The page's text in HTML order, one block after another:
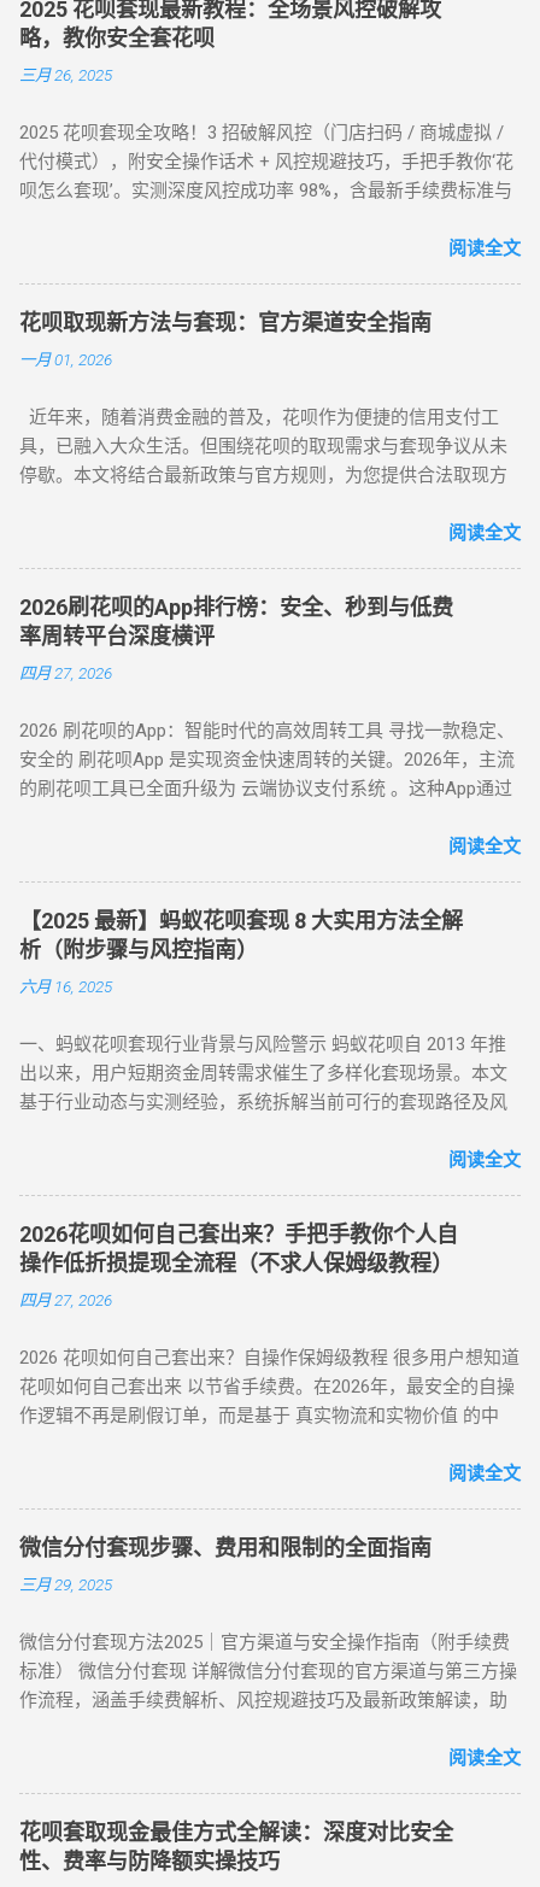
2025 花呗套现最新教程：全场景风控破解攻
略，教你安全套花呗
三月 26, 2025
2025 花呗套现全攻略！3 招破解风控（门店扫码 / 商城虚拟 /
代付模式），附安全操作话术 + 风控规避技巧，手把手教你‘花
呗怎么套现’。实测深度风控成功率 98%，含最新手续费标准与
教程：全场景风控破解攻略，教你安全套花呗 在移动支付普
成为用户关注的焦点。本文将针对不同风控等级的花呗账户，
提供系统性的套现解决方案，帮助用户在合规前提下实现额度
变现。如果你正在搜索 “花呗怎么套现” 或 “花呗套现教程”，本
呗：门店扫码套现法，秒到账的快捷操作 对于未触发风控的花
呗账户，最直接的套现方式是通过实体门店完成。 操作步骤如
下： 寻找支持花呗的实体商家 ：如便利店、餐饮店等，确认其
款码，选择花呗支付指定金额。 实时结算 ：商家收到款项后，
扣除手续费将资金转回用户账户。此方法无需复杂流程，资金
秒到账，尤其适合小额至中大额的套现需求，是 “花呗怎么套
现” 最便捷的答案。 二、普通风控账户：线上商城虚拟交易，
500-1000 元），可通过线上商城的虚拟交易模式实现套现。 具
风控账户兼容性较高的平台。 创建虚拟订单 ：选购电子卡券、
话费充值等虚拟商品，使用花呗支付。 模拟物流确认 ：商家提
供虚假物流信息后，用户在订单页面点击 “确认收货”。 快速回
法通过模拟真实购物场景，有效规避单笔限额，是 “花呗套现教
程” 中针对普通风控的核心策略。 三、深度风控账户：代付模
式破解，20-100 元也能全额套现 针对仅能支付 20-100 元或完
全无法交易的深度风控账户，代付模式成为终极解决方案。 操
（如小米商城、淘宝天猫），生成代付二维码。 扫码代付 ：用
户使用支付宝扫描代付码，选择花呗完成支付。 资金流转 ：商
家确认收款后，扣除手续费将资金转入用户账户。此方法突破
所有风控限制，即使花呗被深度风控也能实现套现，是...
阅读全文
花呗取现新方法与套现：官方渠道安全指南
一月 01, 2026
近年来，随着消费金融的普及，花呗作为便捷的信用支付工
具，已融入大众生活。但围绕花呗的取现需求与套现争议从未
停歇。本文将结合最新政策与官方规则，为您提供合法取现方
为何限制套现？官方明令禁止的三大原因 花呗自 2015 年上线
景。以下是套现行为被严格限制的核心原因： 法律风险 ：套现
属于非法资金转移行为，涉及虚构交易、虚假退款等操作，可
能触犯《反洗钱法》及金融监管条例。 账户安全 ：第三方套现
平台常伴随信息泄露、诈骗风险，导致用户资金损失或账户被
结、芝麻分下降，甚至影响个人征信记录。 据 2024 年央行数
据显示，因套现被关闭花呗功能的用户同比增长 37%，部分用
户更因违规操作被列入金融机构黑名单。 二、2025 年花呗取现
付宝于近期升级「备用金」功能，实现花呗额度直接取现至银
行卡。具体操作步骤如下： 入口激活 ：打开支付宝 APP → 点
击「我的」→ 进入「花呗」页面，找到「备用金」开通入口。
额度确认 ：备用金额度与花呗可用额度实时同步（部分用户享
刷脸认证，确认利率及还款规则。 资金划转 ：输入取现金额
到账。 关键提示 ： 取现后花呗额度同步扣减，还款与花呗账
单合并，支持随时提前结清且无手续费。 备用金年化利率 7.2%
起，低于多数套现平台的高额手续费（通常达 10%-15%）。
部分用户尝试通过正规手段套现。 以下为常见套现方式： 套现
方式 操作流程 等级 到账时间 虚假交易 通过淘宝店铺刷单后退
款 ★★★★★ 5-30分钟左右 第三方平台 使用「黎明花呗」等
工具转账 ★★★★☆ 5分钟左右 线下扫码套现 扫描商家二维码
直接通过银行渠道取现，手续费约 1%-3%，日息 0.05%。 借呗
/ 网商贷 ：纯线上信用贷款，额度独立，年化利率低至 7.3%。
亲友代付 ：通过正规消费场景周转资...
阅读全文
2026刷花呗的App排行榜：安全、秒到与低费
率周转平台深度横评
四月 27, 2026
2026 刷花呗的App：智能时代的高效周转工具 寻找一款稳定、
安全的 刷花呗App 是实现资金快速周转的关键。2026年，主流
的刷花呗工具已全面升级为 云端协议支付系统 。这种App通过
呗额度通过模拟购物流程转化为可提现余额。目前主流App的综
款 多通道备份 隐私加密 在移动支付高度发达的今天，刷花呗
已不再需要传统的线下寻找商家。只需通过手机下载特定的周
转 App 或关注 H5 平台，即可实现“足不出户，额度变现”。
一、 2026 年主流刷花呗 App 模式对比 App 类型 技术核心 到账
⭐⭐⭐⭐ 电商代购助手 真实物流单号生成 T+1 隔天 ⭐⭐⭐⭐⭐ 虚
拟卡回购平台 话费/卡券回收 1-2 小时 ⭐⭐⭐ 二、 如何正确使用
App 刷取花呗？ 为了保障资金安全与账户健康，使用此类 App
阅读全文
【2025 最新】蚂蚁花呗套现 8 大实用方法全解
析（附步骤与风控指南）
六月 16, 2025
一、蚂蚁花呗套现行业背景与风险警示 蚂蚁花呗自 2013 年推
出以来，用户短期资金周转需求催生了多样化套现场景。本文
基于行业动态与实测经验，系统拆解当前可行的套现路径及风
行为存在账户限制风险，需谨慎评估 ）。 二、2025 年花呗套
型 —— 小额应急首选 方法 1：可信商家扫码套现 操作流程 ：
通过资质认证平台获取实名商家收款码（需查验营业执照）；
花呗支付后，商家扣除 8%-15% 手续费实时返现至支付宝 / 微
信。 优势 ：10 分钟极速到账，操作极简 劣势 ：手续费偏高，
案 方法 2：电商平台虚拟卡券套现 操作流程 ： 在淘宝 / 天猫
购买京东 E 卡、加油卡等虚拟商品（单笔≤5000 元）； 通过
“京回收” 等卡券平台以 92-96 折出售，资金秒到银行卡。 优势
政策波动影响 （三）实物交易型 —— 大额资金解决方案 方法类
型 操作核心 手续费区间 适用场景 方法 3：货到返现 购买手机
/ 家电后协商退货 10%-25% 单笔需提现万元以上 方法 4：线下
（四）间接套现策略 —— 隐蔽性优化方案 方法 5：信用卡代还
至银行卡，综合成本 1%-3%+ 信用卡手续费。 方法 6：亲友代
付模式 通过为亲友代购商品实现资金流转，零手续费但依赖人
际关系信任。 三、套现操作速查：3 大高频实用方案对比 方案
钟内 8%-15% ★★★☆☆ 小额紧急周转 虚拟卡券折现 1 小时内
4%-8% ★★★★☆ 日常规律性套现 亲友代付 即时到账 0%
★★★☆☆ 低频次隐私需求 四、2025 年花呗风控破解策略
（实操级指南） （一）行为模拟防监测技巧 金额控制 ：单次
阅读全文
2026花呗如何自己套出来？手把手教你个人自
操作低折损提现全流程（不求人保姆级教程）
四月 27, 2026
2026 花呗如何自己套出来？自操作保姆级教程 很多用户想知道
花呗如何自己套出来 以节省手续费。在2026年，最安全的自操
作逻辑不再是刷假订单，而是基于 真实物流和实物价值 的中
道，用户可以绕过传统商家的层层抽成，实现资金的低折损回
折损 高安全性 自操作的核心在于“隐蔽性”。如果你直接扫描自
己的收款码，支付宝风控会瞬间识别为违规套现。以下是 2026
年依然有效的几种正确自操作姿势。 一、 2026 个人自操作三
物转手 天猫/京东买手机回购 约 5% T+1 / T+2 话费/流量代充
帮亲友充值并代收现金 约 2% 即时 黄金/硬通货模式 支付宝黄
金回购或实物金 视金价波动 2-3个工作日 二、 深度步骤：花呗
是 2026 年权重最高的方法。在天猫旗舰店挑选一款热门手机
（如 iPh...
阅读全文
微信分付套现步骤、费用和限制的全面指南
三月 29, 2025
微信分付套现方法2025｜官方渠道与安全操作指南（附手续费
标准） 微信分付套现 详解微信分付套现的官方渠道与第三方操
作流程，涵盖手续费解析、风控规避技巧及最新政策解读，助
年新规：微信支付强化分付风控，禁止直接套现（引用央行
（第三方支付研究院数据） 主流方式：通过虚拟商品交易（占
比68%）、线下商家合作（占比22%） 二、微信分付套现操作
指南（2025最新流程） 官方渠道：分付还款抵扣（合规但有限
阅读全文
花呗套取现金最佳方式全解读：深度对比安全
性、费率与防降额实操技巧